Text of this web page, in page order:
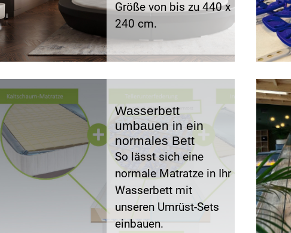
Größe von bis zu 440 x
240 cm.
Wasserbett
umbauen in ein
normales Bett
So lässt sich eine
normale Matratze in Ihr
Wasserbett mit
unseren Umrüst-Sets
einbauen.